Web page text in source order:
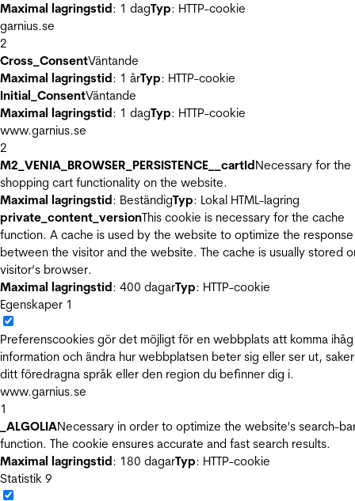
Maximal lagringstid: 1 dagTyp: HTTP-cookie
garnius.se
2
Cross_ConsentVäntande
Maximal lagringstid: 1 årTyp: HTTP-cookie
Initial_ConsentVäntande
Maximal lagringstid: 1 dagTyp: HTTP-cookie
www.garnius.se
2
M2_VENIA_BROWSER_PERSISTENCE__cartIdNecessary for the
shopping cart functionality on the website.
Maximal lagringstid: BeständigTyp: Lokal HTML-lagring
private_content_versionThis cookie is necessary for the cache
function. A cache is used by the website to optimize the
between the visitor and the website. The cache is usually stored
visitor’s browser.
Maximal lagringstid: 400 dagarTyp: HTTP-cookie
Egenskaper 1
Preferenscookies gör det möjligt för en webbplats att komma ihåg
information och ändra hur webbplatsen beter sig eller ser ut,
ditt föredragna språk eller den region du befinner dig i.
www.garnius.se
1
_ALGOLIANecessary in order to optimize the website's search-
function. The cookie ensures accurate and fast search results.
Maximal lagringstid: 180 dagarTyp: HTTP-cookie
Statistik 9